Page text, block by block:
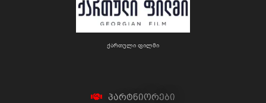
ქართული ფილმი
პარტნიორები